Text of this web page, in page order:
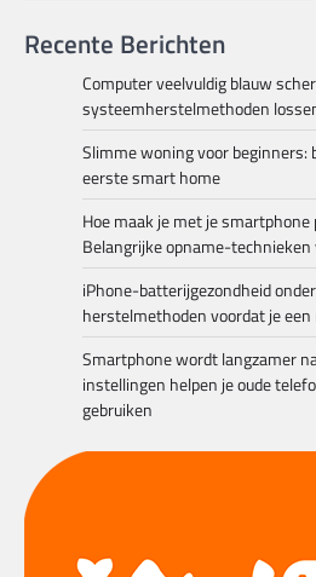
Recente Berichten
Computer veelvuldig blauw
systeemherstelmethoden
Slimme woning voor beginners:
eerste smart home
Hoe maak je met je smartphone
Belangrijke opname-technieken
iPhone-batterijgezondheid
herstelmethoden voordat je
Smartphone wordt langzamer
instellingen helpen je oude
gebruiken